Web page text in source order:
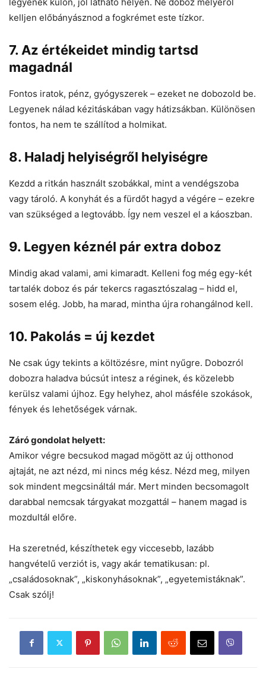
kelljen előbányásznod a fogkrémet este tízkor.
7. Az értékeidet mindig tartsd
magadnál
Fontos iratok, pénz, gyógyszerek – ezeket ne dobozold be.
Legyenek nálad kézitáskában vagy hátizsákban. Különösen
fontos, ha nem te szállítod a holmikat.
8. Haladj helyiségről helyiségre
Kezdd a ritkán használt szobákkal, mint a vendégszoba
vagy tároló. A konyhát és a fürdőt hagyd a végére – ezekre
van szükséged a legtovább. Így nem veszel el a káoszban.
9. Legyen kéznél pár extra doboz
Mindig akad valami, ami kimaradt. Kelleni fog még egy-két
tartalék doboz és pár tekercs ragasztószalag – hidd el,
sosem elég. Jobb, ha marad, mintha újra rohangálnod kell.
10. Pakolás = új kezdet
Ne csak úgy tekints a költözésre, mint nyűgre. Dobozról
dobozra haladva búcsút intesz a réginek, és közelebb
kerülsz valami újhoz. Egy helyhez, ahol másféle szokások,
fények és lehetőségek várnak.
Záró gondolat helyett:
Amikor végre becsukod magad mögött az új otthonod
ajtaját, ne azt nézd, mi nincs még kész. Nézd meg, milyen
sok mindent megcsináltál már. Mert minden becsomagolt
darabbal nemcsak tárgyakat mozgattál – hanem magad is
mozdultál előre.
Ha szeretnéd, készíthetek egy viccesebb, lazább
hangvételű verziót is, vagy akár tematikusan: pl.
„családosoknak”, „kiskonyhásoknak”, „egyetemistáknak”.
Csak szólj!